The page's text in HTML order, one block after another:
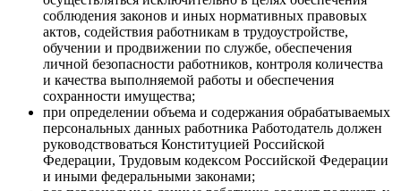
соблюдения законов и иных нормативных правовых
актов, содействия работникам в трудоустройстве,
обучении и продвижении по службе, обеспечения
личной безопасности работников, контроля количества
и качества выполняемой работы и обеспечения
сохранности имущества;
при определении объема и содержания обрабатываемых
персональных данных работника Работодатель должен
руководствоваться Конституцией Российской
Федерации, Трудовым кодексом Российской Федерации
и иными федеральными законами;